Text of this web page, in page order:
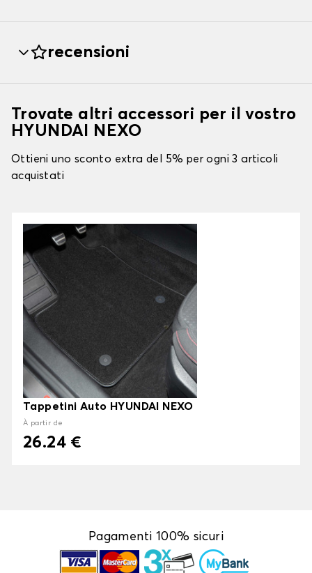
recensioni
Trovate altri accessori per il vostro
HYUNDAI NEXO
Ottieni uno sconto extra del 5% per ogni 3 articoli
acquistati
Tappetini Auto HYUNDAI NEXO
À partir de
26.24 €
Pagamenti 100% sicuri